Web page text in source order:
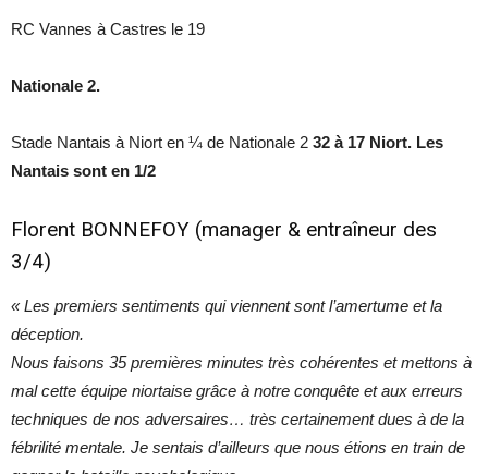
RC Vannes à Castres le 19
Nationale 2.
Stade Nantais à Niort en ¼ de Nationale 2 32 à 17 Niort. Les
Nantais sont en 1/2
Florent BONNEFOY (manager & entraîneur des
3/4)
« Les premiers sentiments qui viennent sont l’amertume et la
déception.
Nous faisons 35 premières minutes très cohérentes et mettons à
mal cette équipe niortaise grâce à notre conquête et aux erreurs
techniques de nos adversaires… très certainement dues à de la
fébrilité mentale. Je sentais d’ailleurs que nous étions en train de